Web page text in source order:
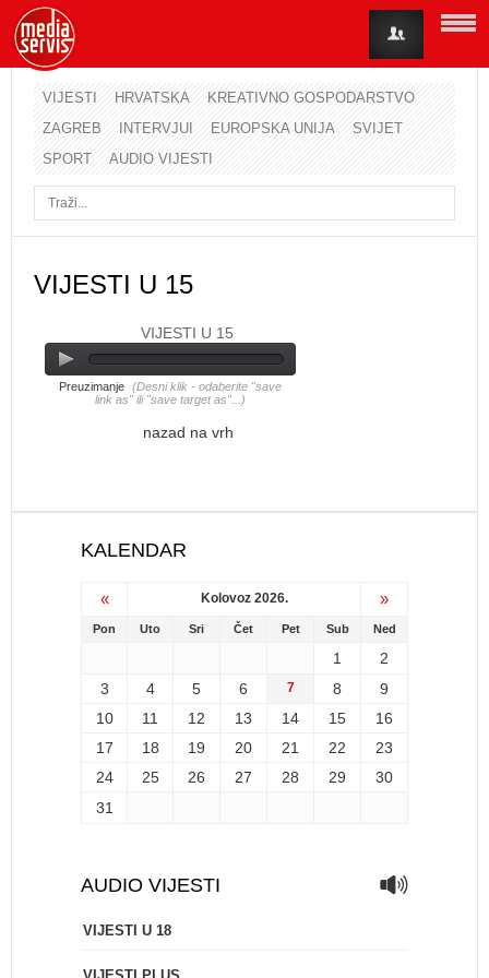
VIJESTI HRVATSKA
KREATIVNO GOSPODARSTVO
ZAGREB
INTERVJUI EUROPSKA UNIJA
SVIJET
SPORT
AUDIO VIJESTI
VIJESTI U 15
VIJESTI U 15
Preuzimanje (Desni klik - odaberite "save
link as" ili "save target as"...)
nazad na vrh
KALENDAR
« Kolovoz 2026. »
Pon Uto Sri Čet Pet Sub Ned
1
2
3
4 5 6 7 8
9
10
11 12 13 14 15
16
17
18 19 20 21 22
23
24
25 26 27 28 29
30
31
AUDIO VIJESTI
VIJESTI U 18
Korisničko ime
Lozinka
Zaboravili ste lozinku?